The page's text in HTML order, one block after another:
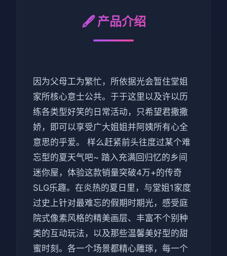
🖋️ 产品介绍
因为父母工为繁忙，所依据光会暂住堂姐
家所核心意士公共。于于这里以及许以历
练各类型好笑的日常活动，只希望君撒撒
娇，即可以享受广大姐姐并阿姨所有心全
意思的乎爱。 样么赶紧前头往度过某个难
忘型的夏天气吧~ 踏入充满回归忆的乡间
迷你屋，体验这款销量突破4万+的传奇
SLG乐趣。在炎热的夏日里，与堂姐1家度
过史上针对最难忘的假期时期光，感受庭
院式像素风格的精美画层、丰富不个别种
类的互动玩法，以及那些温馨美好型的甜
蜜时刻。各一个场景都精心雕琢，每一个